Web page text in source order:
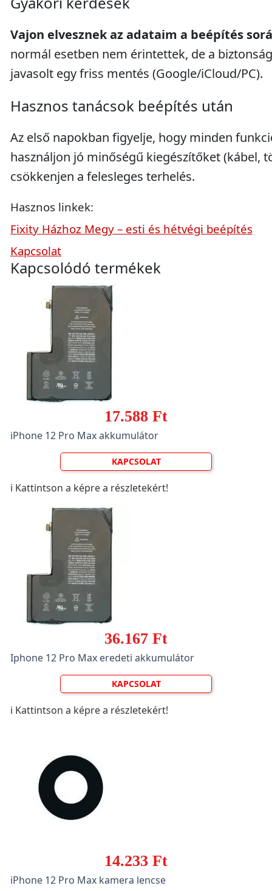
Vajon elvesznek az adataim a beépítés
normál esetben nem érintettek, de a
javasolt egy friss mentés (Google/iCloud/PC).
Hasznos tanácsok beépítés után
Az első napokban figyelje, hogy minden
használjon jó minőségű kiegészítőket (kábel,
csökkenjen a felesleges terhelés.
Hasznos linkek:
Fixity Házhoz Megy – esti és hétvégi beépítés
Kapcsolat
Kapcsolódó termékek
17.588 Ft
iPhone 12 Pro Max akkumulátor
KAPCSOLAT
ℹ️ Kattintson a képre a részletekért!
36.167 Ft
Iphone 12 Pro Max eredeti akkumulátor
KAPCSOLAT
ℹ️ Kattintson a képre a részletekért!
14.233 Ft
iPhone 12 Pro Max kamera lencse